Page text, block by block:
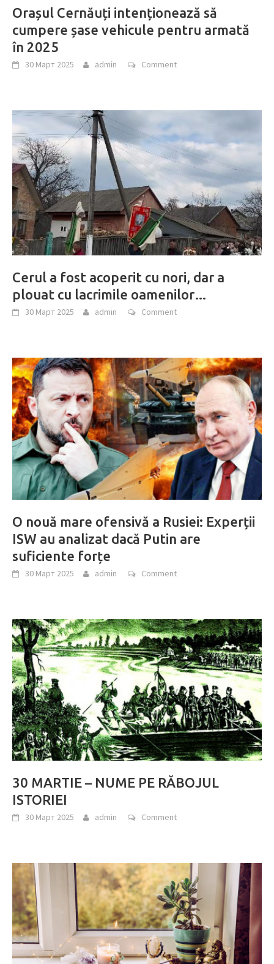
Orașul Cernăuți intenționează să
cumpere șase vehicule pentru armată
în 2025
30 Март 2025 admin Comment
Cerul a fost acoperit cu nori, dar a
plouat cu lacrimile oamenilor…
30 Март 2025 admin Comment
O nouă mare ofensivă a Rusiei: Experții
ISW au analizat dacă Putin are
suficiente forțe
30 Март 2025 admin Comment
30 MARTIE – NUME PE RĂBOJUL
ISTORIEI
30 Март 2025 admin Comment